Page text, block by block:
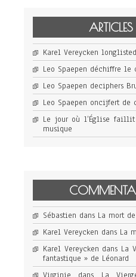
Karel Vereycken
Leo Spaepen déchiffre le
Leo Spaepen deciphers
Leo Spaepen oncijfert de
Le jour où l’Église
musique
Sébastien dans La mort
Karel Vereycken dans La
Karel Vereycken dans La
fantastique » de Léonard